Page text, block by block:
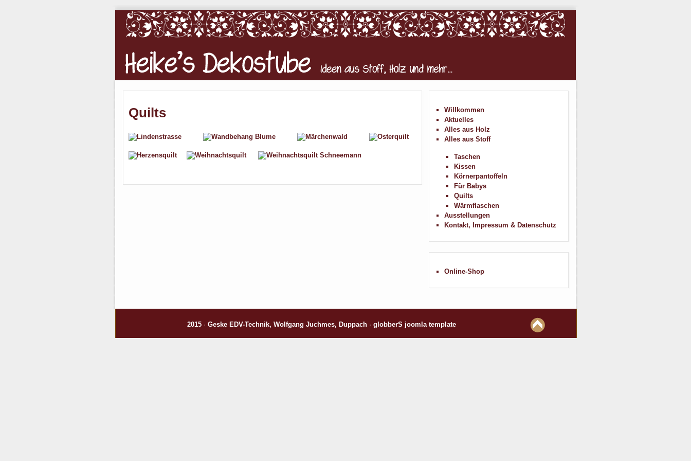
Quilts
Willkommen
Aktuelles
Alles aus Holz
Alles aus Stoff
Taschen
Kissen
Körnerpantoffeln
Für Babys
Quilts
Wärmflaschen
Ausstellungen
Kontakt, Impressum & Datenschutz
Online-Shop
2015 · Geske EDV-Technik, Wolfgang Juchmes, Duppach · globberS joomla template